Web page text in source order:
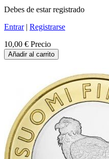
Debes de estar registrado
Entrar| Registrarse
10,00 € Precio
Añadir al carrito